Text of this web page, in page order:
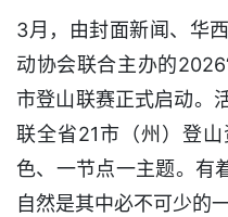
3月，由封面新闻、华
动协会联合主办的
市登山联赛正式启动。
联全省21市（州）登
色、一节点一主题。有
自然是其中必不可少的